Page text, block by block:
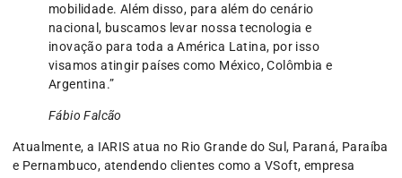
mobilidade. Além disso, para além do cenário
nacional, buscamos levar nossa tecnologia e
inovação para toda a América Latina, por isso
visamos atingir países como México, Colômbia e
Argentina.”
Fábio Falcão
Atualmente, a IARIS atua no Rio Grande do Sul, Paraná, Paraíba
e Pernambuco, atendendo clientes como a VSoft, empresa